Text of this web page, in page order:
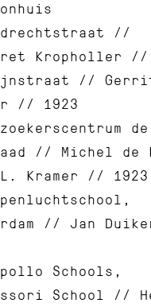
//
Kropholler //
//
// 1923
de
// Michel de
Kramer // 1923
// Jan
Schools,
School //